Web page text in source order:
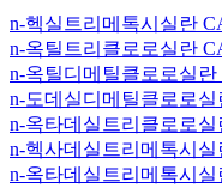
n-헥실트리메톡시실란
n-옥틸트리클로로실란
n-옥틸디메틸클로로실란
n-도데실디메틸클로로실
n-옥타데실트리클로로실
n-헥사데실트리메톡시실
n-옥타데실트리메톡시실